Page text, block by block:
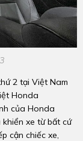
2 tại Việt Nam
Honda
của Honda
xe từ bất cứ
cận chiếc xe,